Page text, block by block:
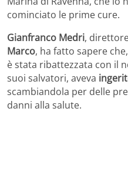
cominciato le prime cure.
Gianfranco Medri,
Marco, ha fatto sapere
è stata ribattezzata con il
suoi salvatori, aveva
scambiandola per delle
danni alla salute.